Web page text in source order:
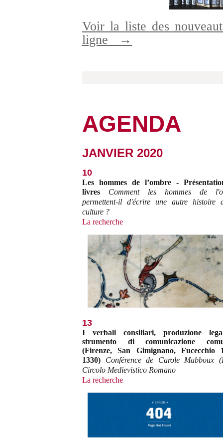
Voir la liste des
ligne
→
AGENDA
JANVIER 2020
10
Les hommes de l’ombre -
livres
Comment les hommes de
permettent-il d'écrire une autre histoire
culture ?
La recherche
13
I verbali consiliari, produzione
strumento di comunicazione
(Firenze, San Gimignano, Fucecchio
1330)
Conférence de Carole Mabboux
Circolo Medievistico Romano
La recherche